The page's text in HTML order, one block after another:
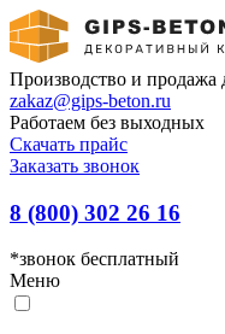
Производство и продажа
zakaz@gips-beton.ru
Работаем без выходных
Скачать прайс
Заказать звонок
8 (800) 302 26 16
*звонок бесплатный
Меню